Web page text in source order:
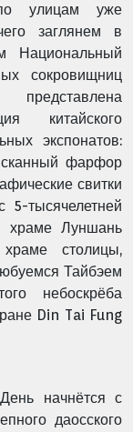
улицам уже
заглянем в
Национальный
сокровищниц
китайского
экспонатов:
фарфор
свитки
5-тысячелетней
храме Луншань
столицы,
Тайбэем
небоскрёба
Din Tai Fung
начнётся с
даосского